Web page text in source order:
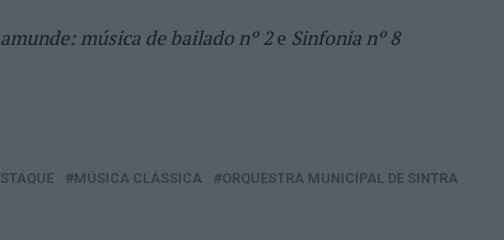
música de bailado nº 2e Sinfonia nº 8
MÚSICA CLÁSSICA
ORQUESTRA MUNICIPAL DE SINTRA